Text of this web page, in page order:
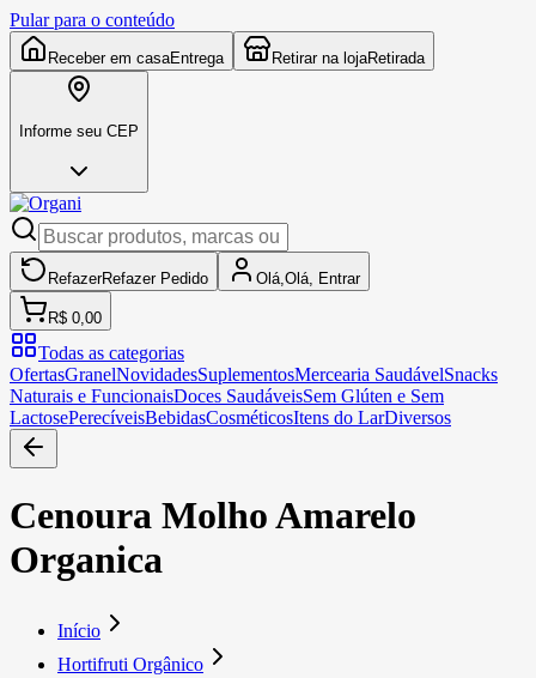
Pular para o conteúdo
Receber em casaEntrega Retirar na lojaRetirada
Informe seu CEP
RefazerRefazer Pedido Olá, Olá, Entrar
R$ 0,00
Todas as categorias
OfertasGranelNovidadesSuplementosMercearia SaudávelSnacks
Naturais e FuncionaisDoces SaudáveisSem Glúten e Sem
LactosePerecíveisBebidasCosméticosItens do LarDiversos
Cenoura Molho Amarelo
Organica
Início
Hortifruti Orgânico